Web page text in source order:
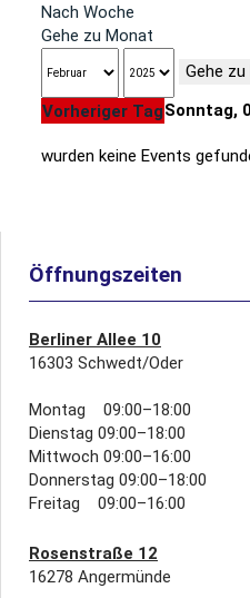
Nach Woche
Gehe zu Monat
Gehe
Vorheriger TagSonntag,
wurden keine Events
Öffnungszeiten
Berliner Allee 10
16303 Schwedt/Oder
Montag 09:00–18:00
Dienstag 09:00–18:00
Mittwoch 09:00–16:00
Donnerstag 09:00–18:00
Freitag 09:00–16:00
Rosenstraße 12
16278 Angermünde